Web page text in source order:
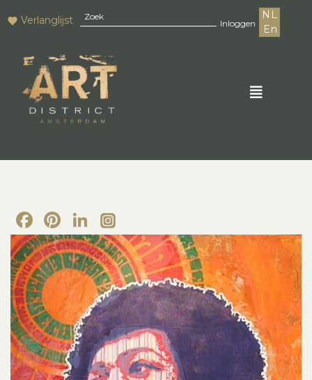
Verlanglijst Inloggen
NL
En
Facebook
Pinterest
LinkedIn